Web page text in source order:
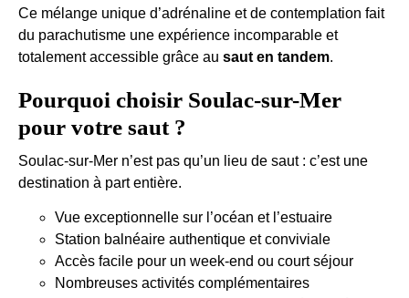
Ce mélange unique d’adrénaline et de contemplation fait
du parachutisme une expérience incomparable et
totalement accessible grâce au saut en tandem.
Pourquoi choisir Soulac-sur-Mer
pour votre saut ?
Soulac-sur-Mer n’est pas qu’un lieu de saut : c’est une
destination à part entière.
Vue exceptionnelle sur l’océan et l’estuaire
Station balnéaire authentique et conviviale
Accès facile pour un week-end ou court séjour
Nombreuses activités complémentaires